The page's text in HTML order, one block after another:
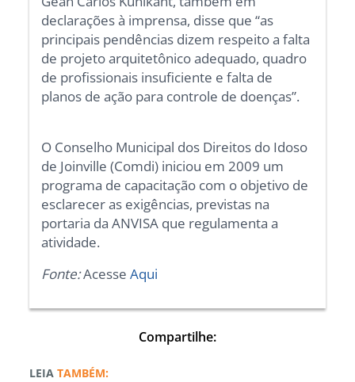
declarações à imprensa, disse que “as
principais pendências dizem respeito a falta
de projeto arquitetônico adequado, quadro
de profissionais insuficiente e falta de
planos de ação para controle de doenças”.
O Conselho Municipal dos Direitos do Idoso
de Joinville (Comdi) iniciou em 2009 um
programa de capacitação com o objetivo de
esclarecer as exigências, previstas na
portaria da ANVISA que regulamenta a
atividade.
Fonte:AcesseAqui
Compartilhe:
TAMBÉM: